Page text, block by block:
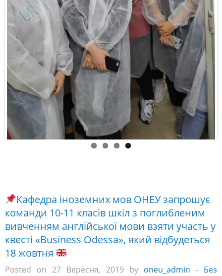
Кафедра іноземних мов ОНЕУ запрошує
команди 10-11 класів шкіл з поглибленим
вивченням англійської мови взяти участь у
квесті «Business Odessa», який відбудеться
18 жовтня
Posted on 27 Вересня, 2019 by oneu_admin - Без